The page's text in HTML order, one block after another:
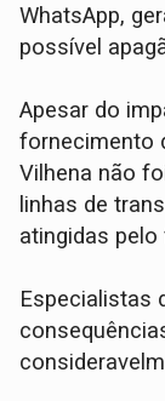
WhatsApp,
possível
Apesar do
fornecimento
Vilhena não
linhas de
atingidas pelo
​Especialistas